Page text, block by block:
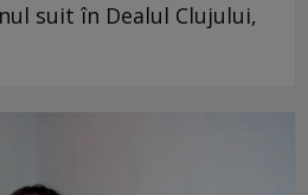
suit în Dealul Clujului,